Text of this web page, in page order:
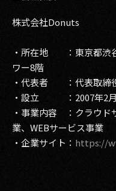
株式会社Donuts
・所在地 ：東京都渋
ワー8階
・代表者 ：代表取締
・設立 ：2007年2月
・事業内容 ：クラウド
業、WEBサービス事業
・企業サイト： https://